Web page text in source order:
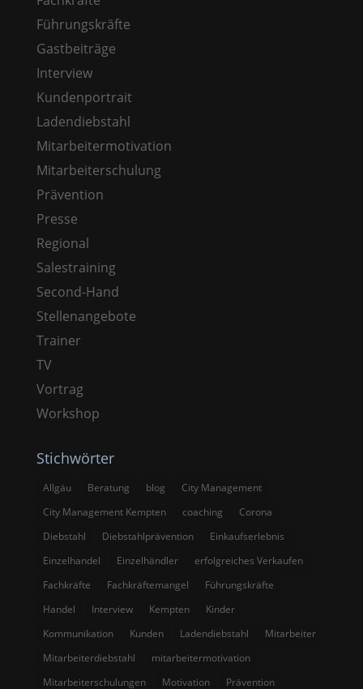
Führungskräfte
Gastbeiträge
Interview
Kundenportrait
Ladendiebstahl
Mitarbeitermotivation
Mitarbeiterschulung
Prävention
Presse
Regional
Salestraining
Second-Hand
Stellenangebote
Trainer
TV
Vortrag
Workshop
Stichwörter
Allgäu Beratung blog
City Management
City Management Kempten
coaching
Corona
Diebstahl
Diebstahlprävention
Einkaufserlebnis
Einzelhandel
Einzelhändler
erfolgreiches Verkaufen
Fachkräfte
Fachkräftemangel
Führungskräfte
Handel
Interview Kempten
Kinder
Kommunikation
Kunden Ladendiebstahl
Mitarbeiter
Mitarbeiterdiebstahl
mitarbeitermotivation
Mitarbeiterschulungen
Motivation
Prävention